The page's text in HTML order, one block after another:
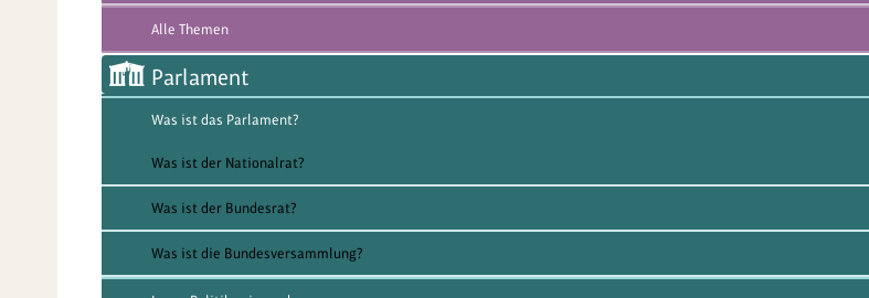
Alle Themen
Parlament
Was ist das Parlament?
Was ist der Nationalrat?
Was ist der Bundesrat?
Was ist die Bundesversammlung?